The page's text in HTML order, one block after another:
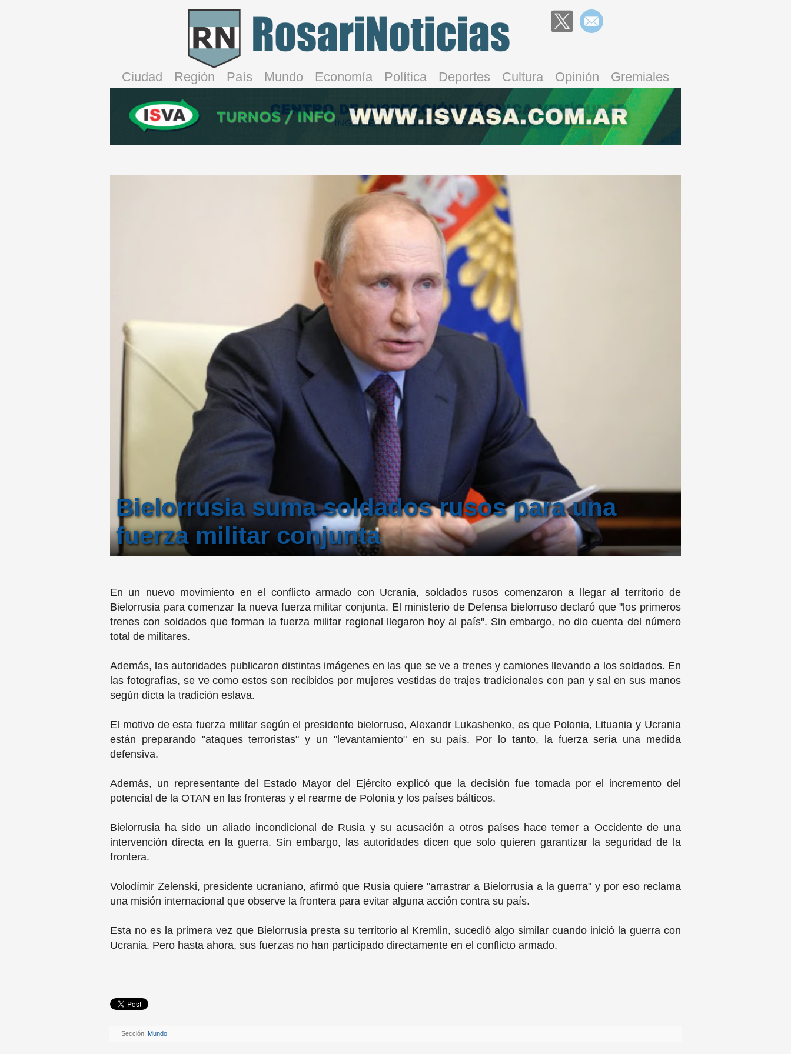
Ciudad Región País Mundo Economía Política Deportes Cultura Opinión Gremiales
Bielorrusia suma soldados rusos para una
fuerza militar conjunta
En un nuevo movimiento en el conflicto armado con Ucrania, soldados rusos comenzaron a llegar al territorio de
Bielorrusia para comenzar la nueva fuerza militar conjunta. El ministerio de Defensa bielorruso declaró que "los primeros
trenes con soldados que forman la fuerza militar regional llegaron hoy al país". Sin embargo, no dio cuenta del número
total de militares.
Además, las autoridades publicaron distintas imágenes en las que se ve a trenes y camiones llevando a los soldados. En
las fotografías, se ve como estos son recibidos por mujeres vestidas de trajes tradicionales con pan y sal en sus manos
según dicta la tradición eslava.
El motivo de esta fuerza militar según el presidente bielorruso, Alexandr Lukashenko, es que Polonia, Lituania y Ucrania
están preparando "ataques terroristas" y un "levantamiento" en su país. Por lo tanto, la fuerza sería una medida
defensiva.
Además, un representante del Estado Mayor del Ejército explicó que la decisión fue tomada por el incremento del
potencial de la OTAN en las fronteras y el rearme de Polonia y los países bálticos.
Bielorrusia ha sido un aliado incondicional de Rusia y su acusación a otros países hace temer a Occidente de una
intervención directa en la guerra. Sin embargo, las autoridades dicen que solo quieren garantizar la seguridad de la
frontera.
Volodímir Zelenski, presidente ucraniano, afirmó que Rusia quiere "arrastrar a Bielorrusia a la guerra" y por eso reclama
una misión internacional que observe la frontera para evitar alguna acción contra su país.
Esta no es la primera vez que Bielorrusia presta su territorio al Kremlin, sucedió algo similar cuando inició la guerra con
Ucrania. Pero hasta ahora, sus fuerzas no han participado directamente en el conflicto armado.
Sección: Mundo